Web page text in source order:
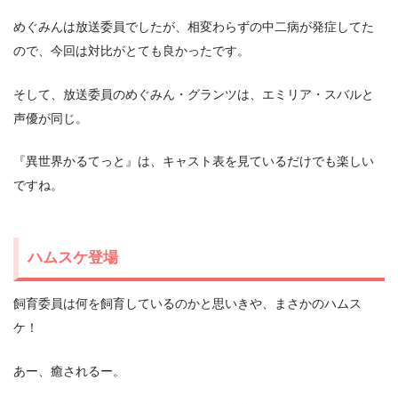
めぐみんは放送委員でしたが、相変わらずの中二病が発症してた
ので、今回は対比がとても良かったです。
そして、放送委員のめぐみん・グランツは、エミリア・スバルと
声優が同じ。
『異世界かるてっと』は、キャスト表を見ているだけでも楽しい
ですね。
ハムスケ登場
飼育委員は何を飼育しているのかと思いきや、まさかのハムス
ケ！
あー、癒されるー。